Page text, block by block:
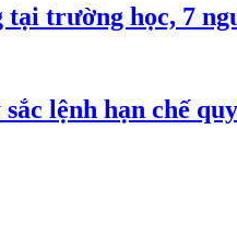
tại trường học, 7
lệnh hạn chế